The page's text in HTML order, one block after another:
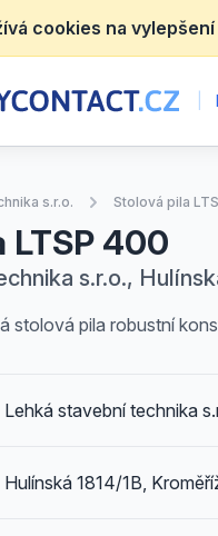
cookies na
s.r.o. Stolová pila
LTSP 400
s.r.o.,
stolová pila robustní
Lehká stavební technika
Hulínská 1814/1B,